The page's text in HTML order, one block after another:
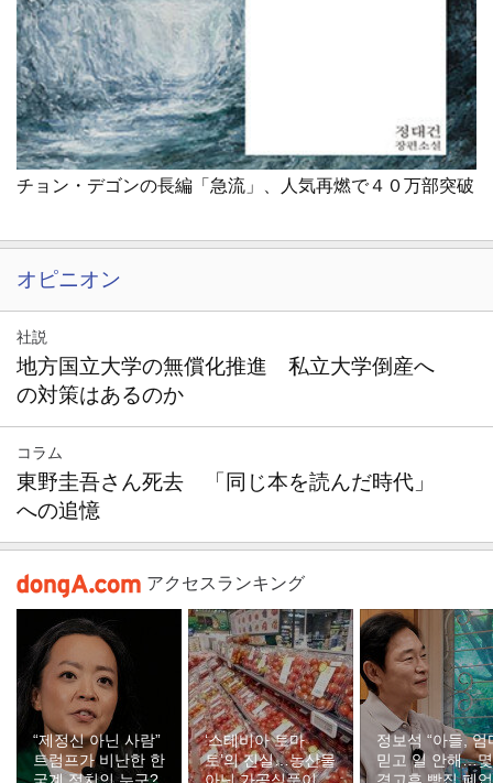
チョン・デゴンの長編「急流」、人気再燃で４０万部突破
オピニオン
社説
地方国立大学の無償化推進 私立大学倒産へ
の対策はあるのか
コラム
東野圭吾さん死去 「同じ本を読んだ時代」
への追憶
アクセスランキング
“제정신 아닌 사람”
트럼프가 비난한 한
‘스테비아 토마
토’의 진실…농산물
정보석 “아들, 엄
믿고 일 안해…